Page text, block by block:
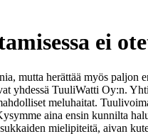
ei
mutta herättää myös
yhdessä TuuliWatti Oy:n.
meluhaitat.
aina ensin kunnilta
mielipiteitä, aivan